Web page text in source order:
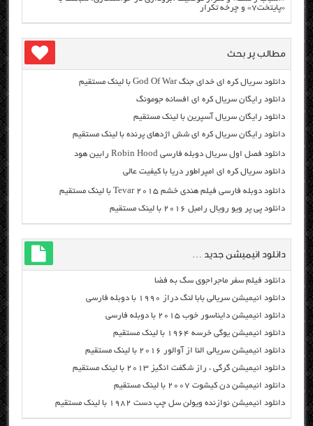
«پایتخت۷» و چرخه تکرار
مطالب پر بحث
دانلود سریال کره ای خدای جنگ God Of War با لینک مستقیم
دانلود رایگان سریال کره ای افسانه جومونگ
دانلود رایگان سریال آسپرین با لینک مستقیم
دانلود رایگان سریال کره ای شش اژدهای پرنده با لینک مستقیم
دانلود فصل اول سریال دوبله فارسی Robin Hood رابین هود
دانلود سریال کره ای امپراطور دریا با کیفیت عالی
دانلود دوبله فارسی فیلم هندی خشم Tevar ۲۰۱۵ با لینک مستقیم
دانلود پی پر ویو رویال رامبل ۲۰۱۶ با لینک مستقیم
دانلود انیمیشن جدید …
دانلود فیلم سفر ماجراجوی سگ به فضا
دانلود انیمیشن سریالی بابا لنگ دراز ۱۹۹۰ با دوبله فارسی
دانلود انیمیشن دایناسور خوب ۲۰۱۵ با دوبله فارسی
دانلود انیمیشن یوگی خرسه ۱۹۶۴ با لینک مستقیم
دانلود انیمیشن سریالی النا از آوالور ۲۰۱۶ با لینک مستقیم
دانلود انیمیشن گرگی ، راز شگفت انگیز ۲۰۱۳ با لینک مستقیم
دانلود انیمیشن دن کیشوت ۲۰۰۷ با لینک مستقیم
دانلود انیمیشن نوازنده ویولن سل چپ دست ۱۹۸۲ با لینک مستقیم